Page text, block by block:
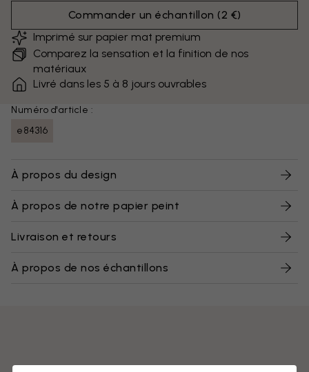
Commander un échantillon (2 €)
Imprimé sur papier mat premium
Comparez la sensation et la finition de nos
matériaux
Livré dans les 5 à 8 jours ouvrables
Numéro d'article :
e84316
À propos du design
À propos de notre papier peint
Livraison et retours
À propos de nos échantillons